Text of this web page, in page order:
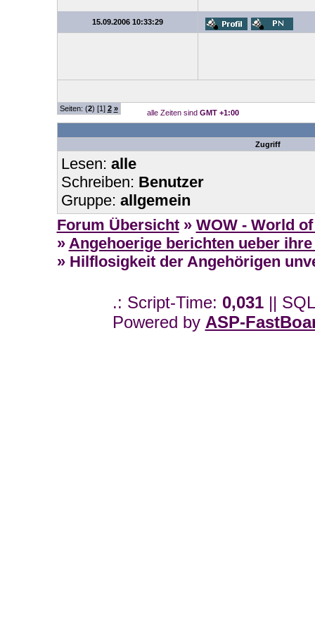
15.09.2006 10:33:29
Seiten: (2) [1] 2 » alle Zeiten sind GMT +1:00
Zugriff
Lesen: alle
Schreiben: Benutzer
Gruppe: allgemein
Forum Übersicht » WOW - World
» Angehoerige berichten ueber
» Hilflosigkeit der Angehörigen
.: Script-Time: 0,031||
Powered by ASP-